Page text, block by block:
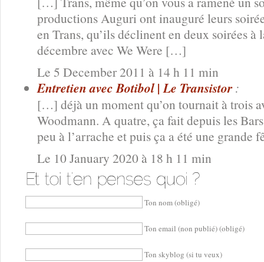
productions Auguri ont inauguré leurs
en Trans, qu’ils déclinent en deux soirées
décembre avec We Were […]
Le 5 December 2011 à 14 h 11 min
Entretien avec Botibol | Le Transistor :
[…] déjà un moment qu’on tournait à trois
Woodmann. A quatre, ça fait depuis les
peu à l’arrache et puis ça a été une
Le 10 January 2020 à 18 h 11 min
Ton nom (obligé)
Ton email (non publié) (obligé)
Ton skyblog (si tu veux)